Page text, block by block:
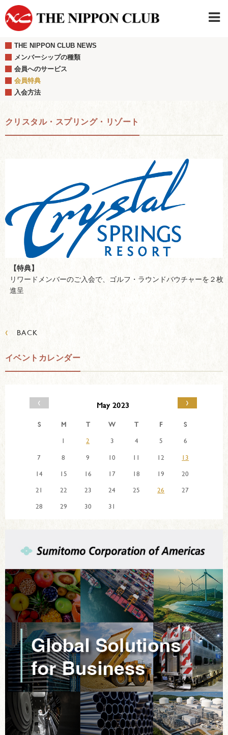
THE NIPPON CLUB NEWS
メンバーシップの種類
会員へのサービス
会員特典
入会方法
クリスタル・スプリング・リゾート
【特典】
リワードメンバーのご入会で、ゴルフ・ラウンドバウチャーを２枚
進呈
‹ BACK
イベントカレンダー
‹ May 2023 ›
S M T W T F
S
1
2 3 4 5
6
7
8 9 10 11 12
13
14
15 16 17 18 19
20
21
22 23 24 25 26
27
28
29 30 31
JAPANESE
日本クラブメンバーログイン